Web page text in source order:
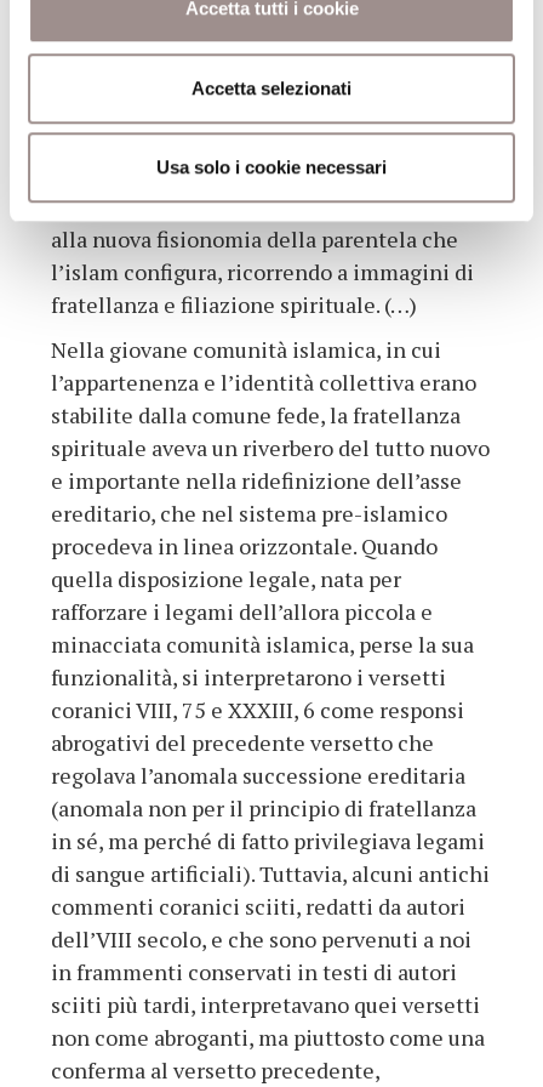
Accetta tutti i cookie
Accetta selezionati
Usa solo i cookie necessari
valenze dottrinali per la definizione
spirituale della figura dell’imam –
dimostrano l’evoluzione e la soluzione
parentali che lo sciismo originario
promuove, a partire da una riformulazione
dei vincoli agnatizi preislamici rifacendosi
alla nuova fisionomia della parentela che
l’islam configura, ricorrendo a immagini di
fratellanza e filiazione spirituale. (…)
Nella giovane comunità islamica, in cui
l’appartenenza e l’identità collettiva erano
stabilite dalla comune fede, la fratellanza
spirituale aveva un riverbero del tutto nuovo
e importante nella ridefinizione dell’asse
ereditario, che nel sistema pre-islamico
procedeva in linea orizzontale. Quando
quella disposizione legale, nata per
rafforzare i legami dell’allora piccola e
minacciata comunità islamica, perse la sua
funzionalità, si interpretarono i versetti
coranici VIII, 75 e XXXIII, 6 come responsi
abrogativi del precedente versetto che
regolava l’anomala successione ereditaria
(anomala non per il principio di fratellanza
in sé, ma perché di fatto privilegiava legami
di sangue artificiali). Tuttavia, alcuni antichi
commenti coranici sciiti, redatti da autori
dell’VIII secolo, e che sono pervenuti a noi
in frammenti conservati in testi di autori
sciiti più tardi, interpretavano quei versetti
non come abroganti, ma piuttosto come una
conferma al versetto precedente,